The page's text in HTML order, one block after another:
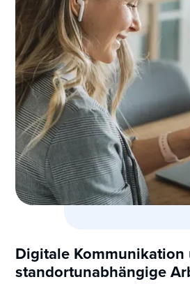
Digitale Kommunikation
standortunabhängige